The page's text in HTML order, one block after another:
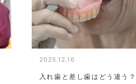
2025.12.16
入れ歯と差し歯はどう違う